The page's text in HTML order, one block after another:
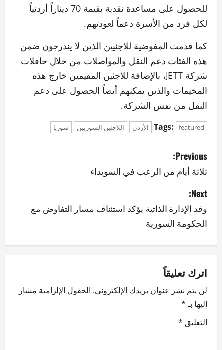
للحصول على مساعدة نقدية بقيمة 70 ديناراً أردنياً
لكل فرد من الأسرة دعماً لعودتهم.
كما قدمت المفوضية للاجئيين الذين لا يندرجون ضمن
هذه الفئات دعم النقل والمواصلات من خلال حافلات
شركة JETT، بالإضافة للاجئين المقيمين خارج هذه
المخيمات والذين يمكنهم أيضاً الحصول على دعم
النقل من نفس الشركة.
Tags: featured الأردن اللاجئين السوريين سوريا
P
o
s
t
n
v
i
g
a
Previous:
ثلاثة أيام من الرعب في السويداء
Next:
وفد الإدارة الذاتية يؤكد استئناف مسار التفاوض مع
الحكومة السورية
اترك تعليقاً
لن يتم نشر عنوان بريدك الإلكتروني. الحقول الإلزامية مشار
إليها بـ*
التعليق *